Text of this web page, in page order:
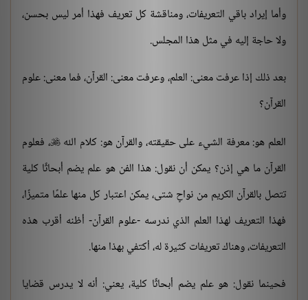
وأما إيراد باقي التعريفات، ومناقشة كل تعريف فهذا أمر ليس بحسن،
ولا حاجة إليه في مثل هذا المجلس.
بعد ذلك إذا عرفت معنى: العلم، وعرفت معنى: القرآن، فما معنى: علوم
القرآن؟
العلم هو: معرفة الشيء على حقيقته، والقرآن هو: كلام الله، فعلوم
القرآن ما هي إذن؟ يمكن أن نقول: هذا الفن هو علم يضم أبحاثًا كلية
تتصل بالقرآن الكريم من نواحٍ شتى، يمكن اعتبار كل منها علمًا متميزًا،
فهذا التعريف لهذا العلم الذي ندرسه -علوم القرآن- أظنه أقرب هذه
التعريفات، وهناك تعريفات كثيرة له، أكتفي بهذا منها.
فحينما نقول: هو علم يضم أبحاثًا كلية، يعني: أنه لا يدرس قضايا